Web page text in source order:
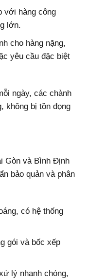
với hàng công
lớn.
cho hàng nặng,
yêu cầu đặc biệt
ngày, các chành
không bị tồn đọng
Gòn và Bình Định
bảo quản và phân
có hệ thống
gói và bốc xếp
lý nhanh chóng,